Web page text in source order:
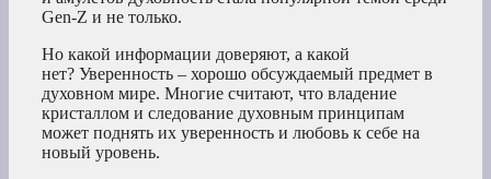
Gen-Z и не только.
Но какой информации доверяют, а какой
нет? Уверенность – хорошо обсуждаемый предмет в
духовном мире. Многие считают, что владение
кристаллом и следование духовным принципам
может поднять их уверенность и любовь к себе на
новый уровень.